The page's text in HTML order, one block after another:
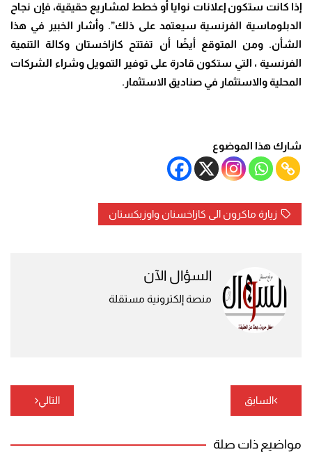
إذا كانت ستكون إعلانات نوايا أو خطط لمشاريع حقيقية، فإن نجاح
الدبلوماسية الفرنسية سيعتمد على ذلك”. وأشار الخبير في هذا
الشأن. ومن المتوقع أيضًا أن تفتتح كازاخستان وكالة التنمية
الفرنسية ، التي ستكون قادرة على توفير التمويل وشراء الشركات
المحلية والاستثمار في صناديق الاستثمار.
شارك هذا الموضوع
زيارة ماكرون الى كازاخسنان واوزبكستان
السؤال الآن
منصة إلكترونية مستقلة
تصفّح
المقالات
السابق التالي
مواضيع ذات صلة